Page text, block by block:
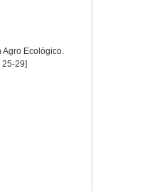
Agro Ecológico.
25-29]